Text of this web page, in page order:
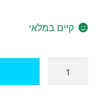
קיים במלאי